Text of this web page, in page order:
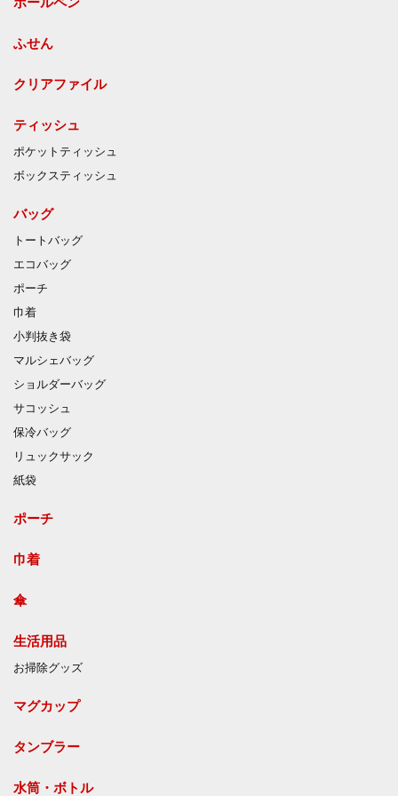
ふせん
クリアファイル
ティッシュ
ポケットティッシュ
ボックスティッシュ
バッグ
トートバッグ
エコバッグ
ポーチ
巾着
小判抜き袋
マルシェバッグ
ショルダーバッグ
サコッシュ
保冷バッグ
リュックサック
紙袋
ポーチ
巾着
傘
生活用品
お掃除グッズ
マグカップ
タンブラー
水筒・ボトル